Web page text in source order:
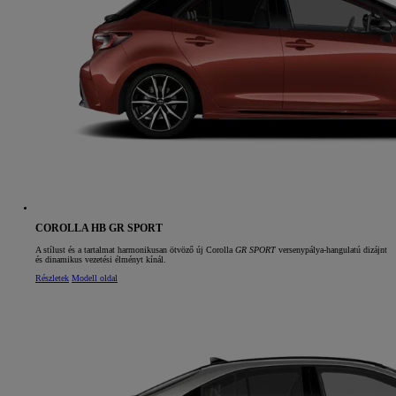
COROLLA HB GR SPORT
A stílust és a tartalmat harmonikusan ötvöző új Corolla GR SPORT versenypálya‑hangulatú dizájnt
és dinamikus vezetési élményt kínál.
Részletek Modell oldal